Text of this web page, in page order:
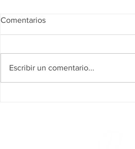
Comentarios
Escribir un comentario...